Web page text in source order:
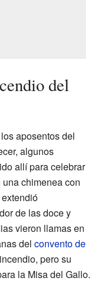
del
aposentos del
algunos
allí para celebrar
chimenea con
de las doce y
vieron llamas en
del convento de
pero su
la Misa del Gallo.